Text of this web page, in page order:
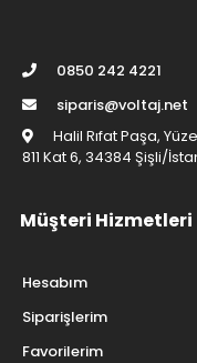
0850 242 4221
siparis@voltaj.net
Halil Rıfat Paşa,
811 Kat 6, 34384 Şişli/
Müşteri Hizmetleri
Hesabım
Siparişlerim
Favorilerim